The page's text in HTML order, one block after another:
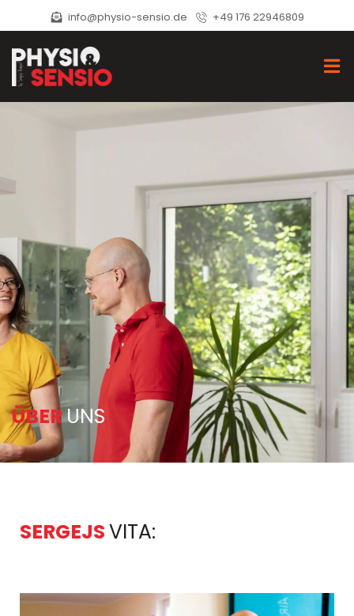
info@physio-sensio.de +49 176 22946809
ÜBERUNS
SERGEJSVITA: